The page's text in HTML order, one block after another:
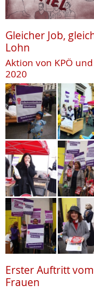
Gleicher Job,
Lohn
Aktion von KPÖ
2020
Erster Auftritt
Frauen